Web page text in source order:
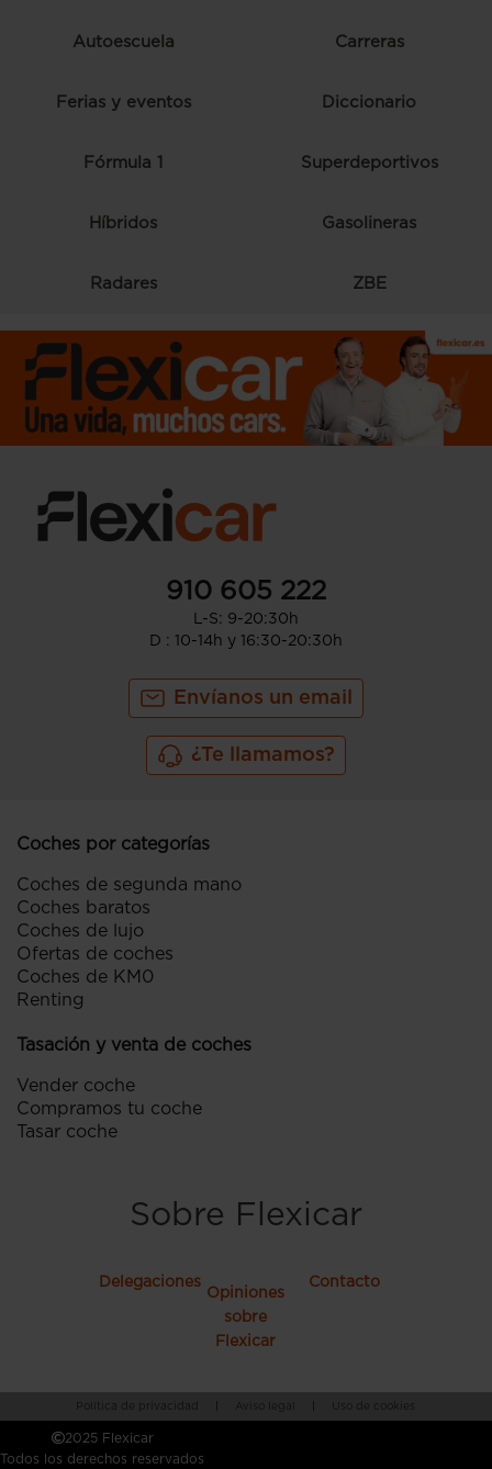
Autoescuela Carreras
Ferias y eventos Diccionario
Fórmula 1 Superdeportivos
Híbridos Gasolineras
Radares ZBE
910 605 222
L-S: 9-20:30h
D : 10-14h y 16:30-20:30h
Envíanos un email
¿Te llamamos?
Coches por categorías
Coches de segunda mano
Coches baratos
Coches de lujo
Ofertas de coches
Coches de KM0
Renting
Tasación y venta de coches
Vender coche
Compramos tu coche
Tasar coche
Sobre Flexicar
Delegaciones
Opiniones
sobre
Flexicar
Contacto
Política de privacidad Aviso legal
2025 Flexicar
Todos los derechos reservados